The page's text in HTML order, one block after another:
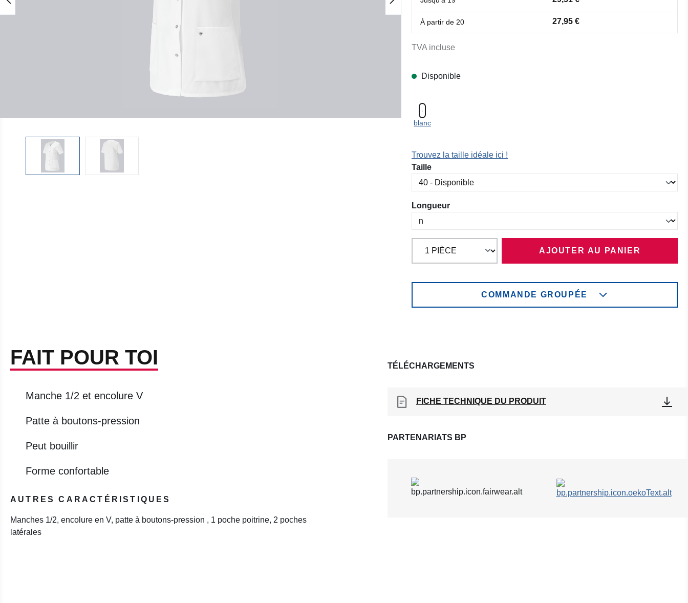
À partir de 20 27,95 €
TVA incluse
Disponible
blanc
Trouvez la taille idéale ici !
Sélectionnez
Taille
Sélectionnez
Longueur
AJOUTER AU PANIER
COMMANDE GROUPÉE
FAIT POUR TOI
Manche 1/2 et encolure V
Patte à boutons-pression
Peut bouillir
Forme confortable
AUTRES CARACTÉRISTIQUES
Manches 1/2, encolure en V, patte à boutons-pression , 1 poche poitrine, 2 poches
latérales
TÉLÉCHARGEMENTS
FICHE TECHNIQUE DU PRODUIT
PARTENARIATS BP